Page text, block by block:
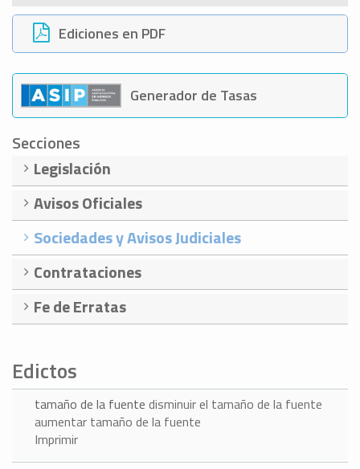
Ediciones en PDF
Generador de Tasas
Secciones
Legislación
Avisos Oficiales
Sociedades y Avisos Judiciales
Contrataciones
Fe de Erratas
Edictos
tamaño de la fuente disminuir el tamaño de la fuente
aumentar tamaño de la fuente
Imprimir